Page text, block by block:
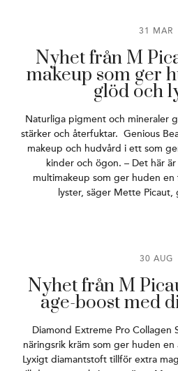
31 MAR
Nyhet från M
makeup som ger
glöd och
Naturliga pigment och mineraler
stärker och återfuktar. Genious
makeup och hudvård i ett som
kinder och ögon. – Det här
multimakeup som ger huden en
lyster, säger Mette
30 AUG
Nyhet från M
age-boost med
Diamond Extreme Pro Collagen
näringsrik kräm som ger huden
Lyxigt diamantstoft tillför extra